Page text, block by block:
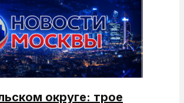
округе: трое